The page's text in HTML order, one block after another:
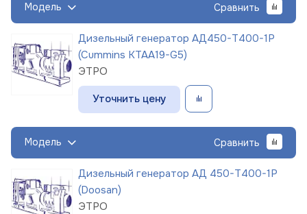
Модель Сравнить
Дизельный генератор АД450-Т400-1Р
(Cummins KTAA19-G5)
ЭТРО
Уточнить цену
Модель Сравнить
Дизельный генератор АД 450-Т400-1Р
(Doosan)
ЭТРО